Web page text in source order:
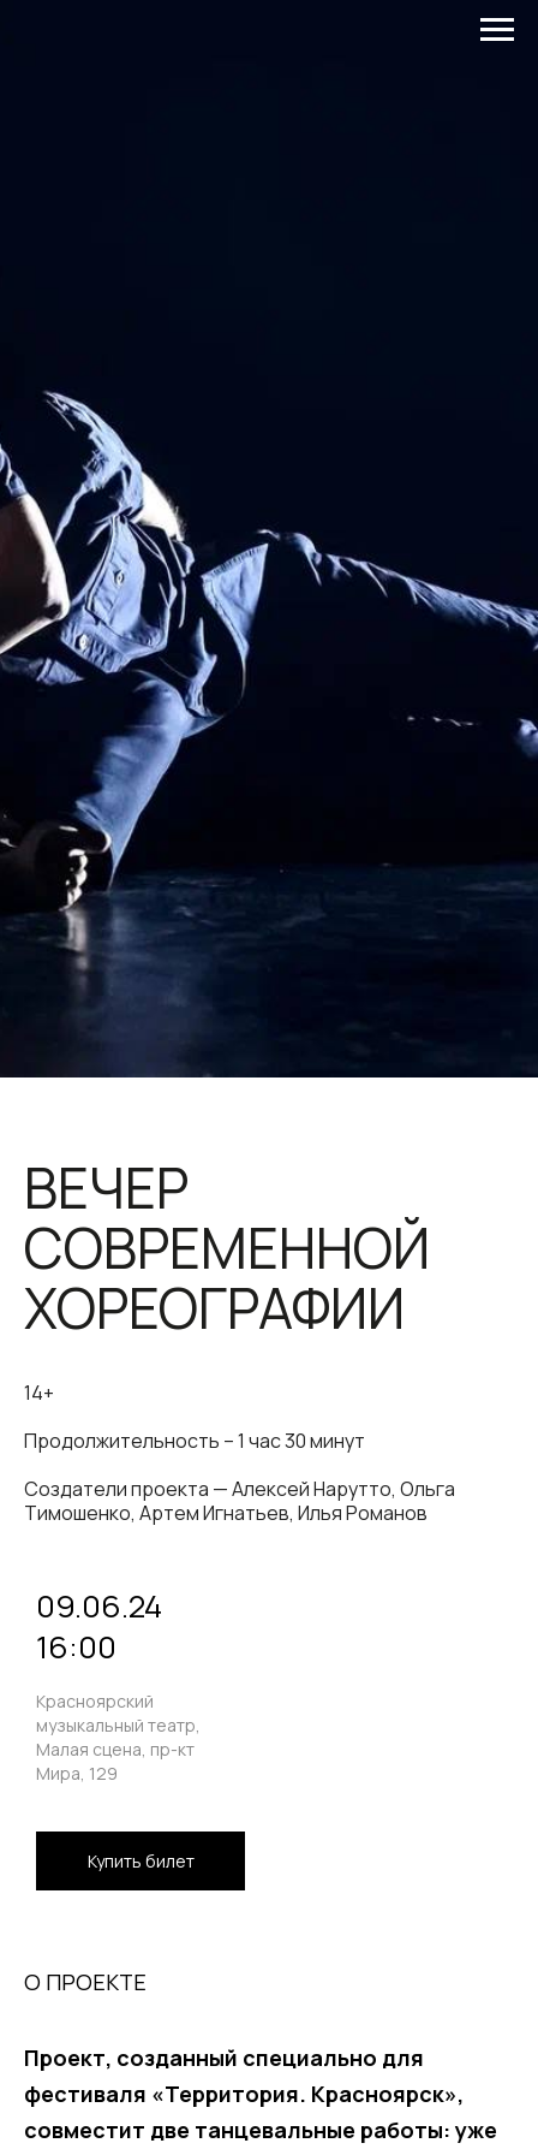
ВЕЧЕР
СОВРЕМЕННОЙ
ХОРЕОГРАФИИ
14+
Продолжительность – 1 час 30 минут
Создатели проекта — Алексей Нарутто, Ольга
Тимошенко, Артем Игнатьев, Илья Романов
09.06.24
16:00
Красноярский
музыкальный театр,
Малая сцена, пр-кт
Мира, 129
Купить билет
О ПРОЕКТЕ
Проект, созданный специально для
фестиваля «Территория. Красноярск»,
совместит две танцевальные работы: уже